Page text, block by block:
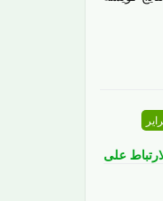
على